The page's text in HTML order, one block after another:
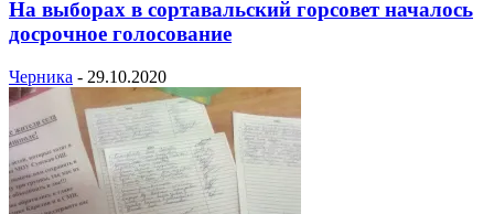
На выборах в сортавальский горсовет началось
досрочное голосование
Черника - 29.10.2020